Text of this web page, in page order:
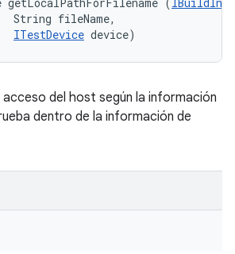
String fileName,
ITestDevice device)
acceso del host según la información
dentro de la información de